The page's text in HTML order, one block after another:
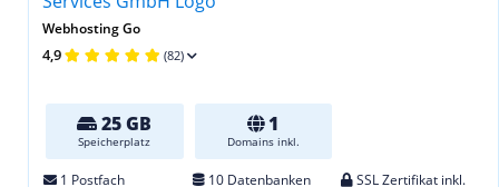
Webhosting Go
4,9 (82)
25 GB
Speicherplatz
1
Domains inkl.
1 Postfach 10 Datenbanken
SSL Zertifikat inkl.